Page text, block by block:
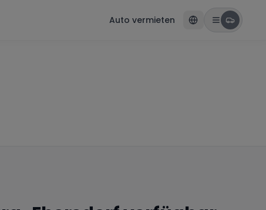
Auto vermieten